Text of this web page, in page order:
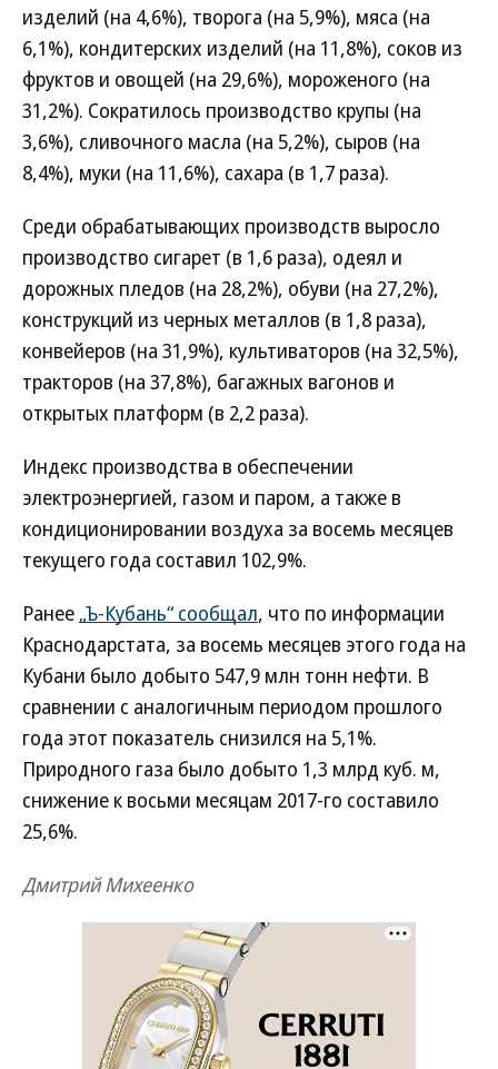
изделий (на 4,6%), творога (на 5,9%), мяса (на
6,1%), кондитерских изделий (на 11,8%), соков из
фруктов и овощей (на 29,6%), мороженого (на
31,2%). Сократилось производство крупы (на
3,6%), сливочного масла (на 5,2%), сыров (на
8,4%), муки (на 11,6%), сахара (в 1,7 раза).
Среди обрабатывающих производств выросло
производство сигарет (в 1,6 раза), одеял и
дорожных пледов (на 28,2%), обуви (на 27,2%),
конструкций из черных металлов (в 1,8 раза),
конвейеров (на 31,9%), культиваторов (на 32,5%),
тракторов (на 37,8%), багажных вагонов и
открытых платформ (в 2,2 раза).
Индекс производства в обеспечении
электроэнергией, газом и паром, а также в
кондиционировании воздуха за восемь месяцев
текущего года составил 102,9%.
Ранее „Ъ-Кубань“ сообщал, что по информации
Краснодарстата, за восемь месяцев этого года на
Кубани было добыто 547,9 млн тонн нефти. В
сравнении с аналогичным периодом прошлого
года этот показатель снизился на 5,1%.
Природного газа было добыто 1,3 млрд куб. м,
снижение к восьми месяцам 2017-го составило
25,6%.
Дмитрий Михеенко